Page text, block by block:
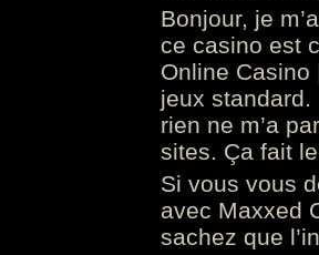
Bonjour, je
ce casino est
Online
jeux standard.
rien ne m’a
sites. Ça fait
Si vous vous
avec Maxxed
sachez que